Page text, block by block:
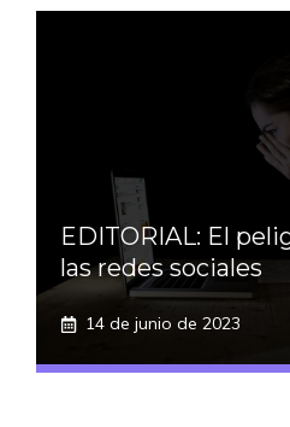
EDITORIAL: El
las redes sociales
14 de junio de 2023